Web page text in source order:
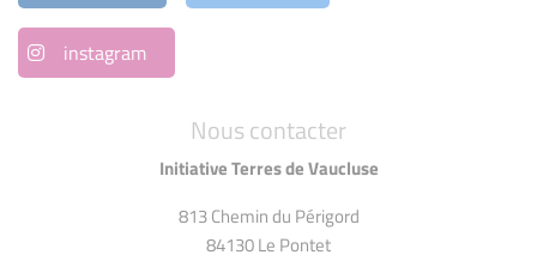
Nous contacter
Initiative Terres de Vaucluse
813 Chemin du Périgord
84130 Le Pontet
instagram